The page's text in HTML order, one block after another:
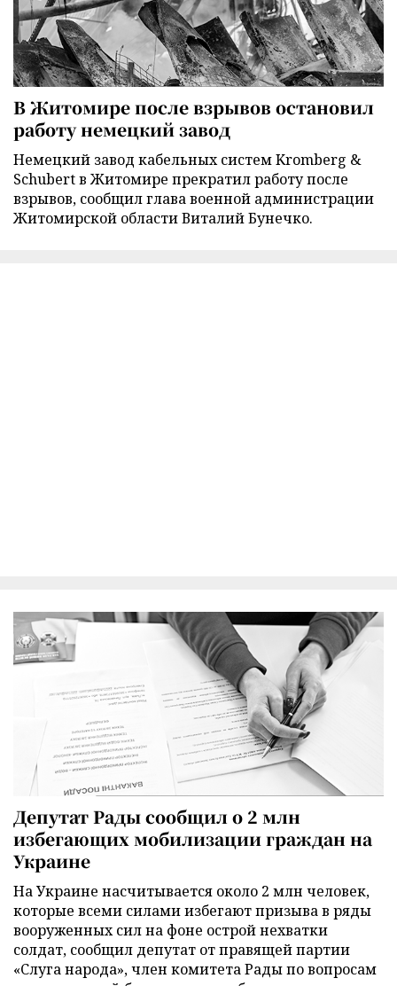
В Житомире после взрывов остановил
работу немецкий завод
Немецкий завод кабельных систем Kromberg &
Schubert в Житомире прекратил работу после
взрывов, сообщил глава военной администрации
Житомирской области Виталий Бунечко.
Депутат Рады сообщил о 2 млн
избегающих мобилизации граждан на
Украине
На Украине насчитывается около 2 млн человек,
которые всеми силами избегают призыва в ряды
вооруженных сил на фоне острой нехватки
солдат, сообщил депутат от правящей партии
«Слуга народа», член комитета Рады по вопросам